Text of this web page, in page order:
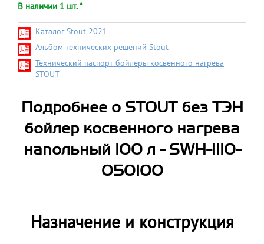
В наличии 1 шт. *
Каталог Stout 2021
Альбом технических решений Stout
Технический паспорт бойлеры косвенного нагрева
STOUT
Подробнее о STOUT без ТЭН
бойлер косвенного нагрева
напольный 100 л - SWH-1110-
050100
Назначение и конструкция